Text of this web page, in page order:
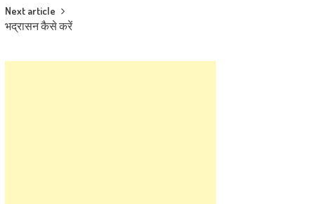
Next article
भद्रासन कैसे करें